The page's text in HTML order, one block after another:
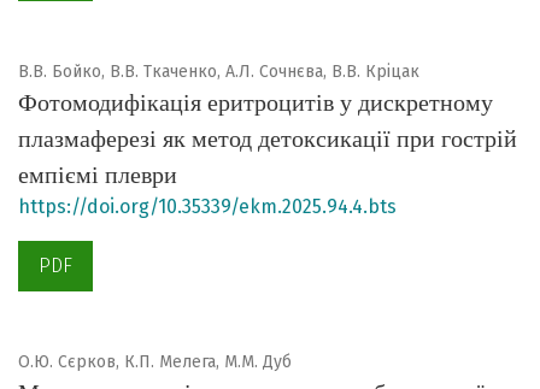
В.В. Бойко, В.В. Ткаченко, А.Л. Сочнєва, В.В. Кріцак
Фотомодифікація еритроцитів у дискретному
плазмаферезі як метод детоксикації при гострій
емпіємі плеври
https://doi.org/10.35339/ekm.2025.94.4.bts
PDF
О.Ю. Сєрков, К.П. Мелега, М.М. Дуб